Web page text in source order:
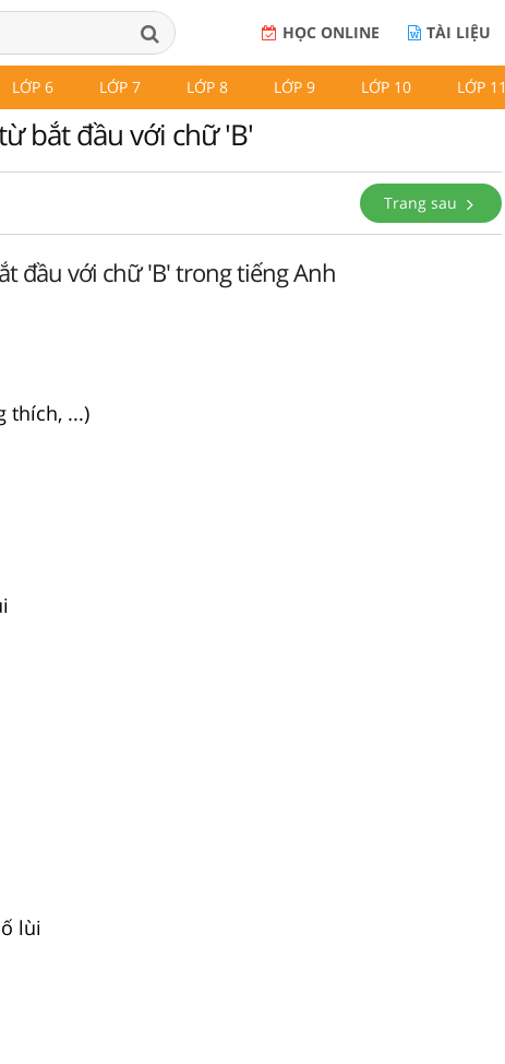
HỌC ONLINE TÀI LIỆU
LỚP 6 LỚP 7 LỚP 8 LỚP 9 LỚP 10 LỚP 11
bắt đầu với chữ 'B'
Trang sau
đầu với chữ 'B' trong tiếng Anh
thích, ...)
lùi